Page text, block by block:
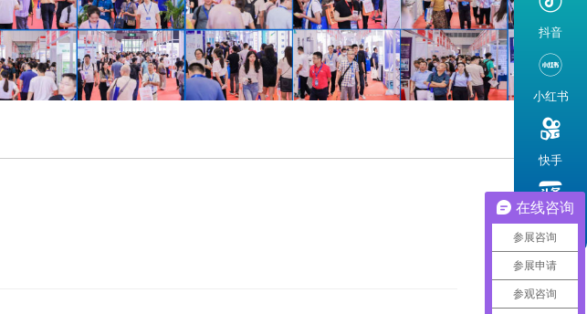
抖音
小红书
快手
头条
在线咨询
参展咨询
参展申请
参观咨询